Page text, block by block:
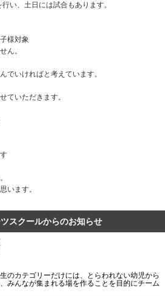
い、土日には試合もあります。
様対象
ん。
でいければと考えています。
ていただきます。
います。
スクールからのお知らせ
のカテゴリーだけには、とらわれない幼児から
みんなが集まれる場を作ることを目的にチーム